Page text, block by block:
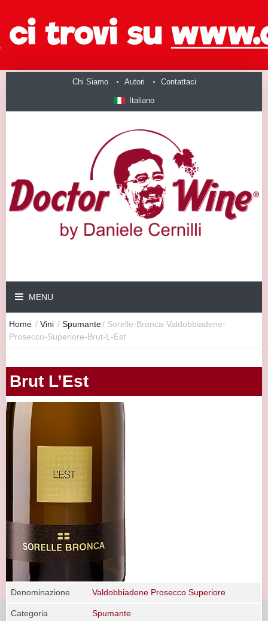
Chi Siamo Autori Contattaci
Italiano
MENU
Home / Vini / Spumante/ Sorelle-Bronca-Valdobbiadene-
Prosecco-Superiore-Brut-L-Est
Brut L’Est
Denominazione Valdobbiadene Prosecco Superiore
Categoria Spumante